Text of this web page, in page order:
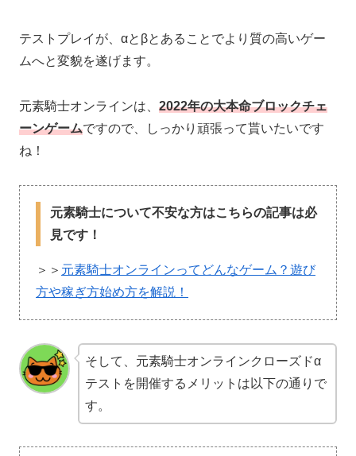
テストプレイが、αとβとあることでより質の高いゲー
ムへと変貌を遂げます。
元素騎士オンラインは、 2022年の大本命ブロックチェ
ーンゲームですので、しっかり頑張って貰いたいです
ね！
元素騎士について不安な方はこちらの記事は必
見です！
＞＞ 元素騎士オンラインってどんなゲーム？遊び
方や稼ぎ方始め方を解説！
そして、元素騎士オンラインクローズドα
テストを開催するメリットは以下の通りで
す。